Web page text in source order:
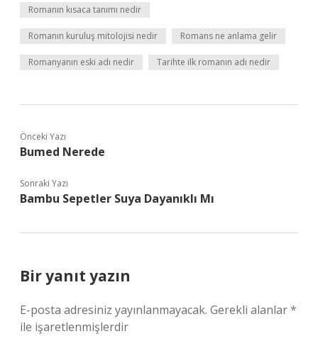
Romanın kısaca tanımı nedir
Romanın kuruluş mitolojisi nedir Romans ne anlama gelir
Romanyanın eski adı nedir Tarihte ilk romanın adı nedir
Önceki Yazı
Bumed Nerede
Sonraki Yazı
Bambu Sepetler Suya Dayanıklı Mı
Bir yanıt yazın
E-posta adresiniz yayınlanmayacak. Gerekli alanlar*
ile işaretlenmişlerdir